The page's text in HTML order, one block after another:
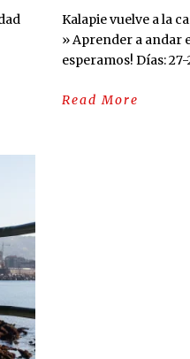
Kalapie vuelve a la
» Aprender a andar
esperamos! Días:
Read More